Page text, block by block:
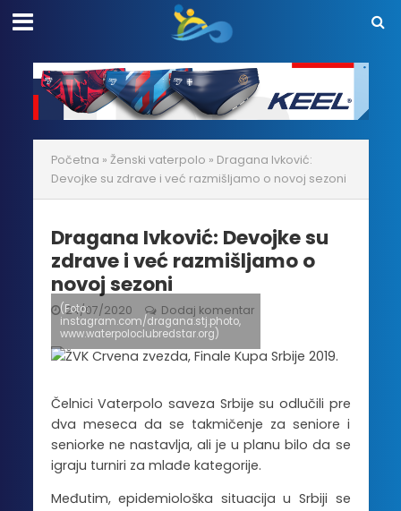
Početna » Ženski vaterpolo » Dragana Ivković:
Devojke su zdrave i već razmišljamo o novoj sezoni
Dragana Ivković: Devojke su
zdrave i već razmišljamo o
novoj sezoni
24/07/2020 Dodaj komentar
(Foto:
instagram.com/dragana.stj.photo,
www.waterpoloclubredstar.org)
Čelnici Vaterpolo saveza Srbije su odlučili pre
dva meseca da se takmičenje za seniore i
seniorke ne nastavlja, ali je u planu bilo da se
igraju turniri za mlađe kategorije.
Međutim, epidemiološka situacija u Srbiji se